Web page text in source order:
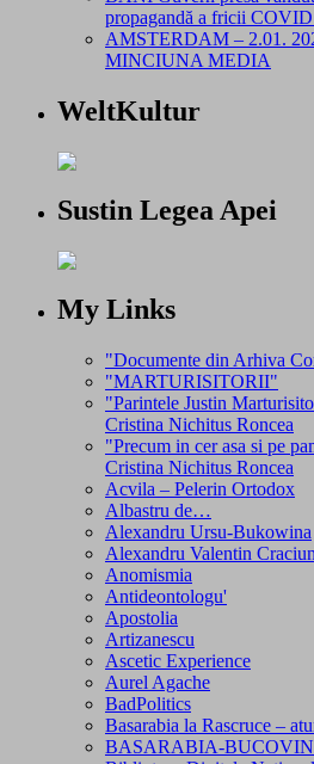
propagandă a fricii
AMSTERDAM – 2.01.
MINCIUNA MEDIA
WeltKultur
Sustin Legea Apei
My Links
"Documente din Arhiva
"MARTURISITORII"
"Parintele Justin
Cristina Nichitus Roncea
"Precum in cer asa si pe
Cristina Nichitus Roncea
Acvila – Pelerin Ortodox
Albastru de…
Alexandru Ursu-Bukowina
Alexandru Valentin Craciun
Anomismia
Antideontologu'
Apostolia
Artizanescu
Ascetic Experience
Aurel Agache
BadPolitics
Basarabia la Rascruce –
BASARABIA-